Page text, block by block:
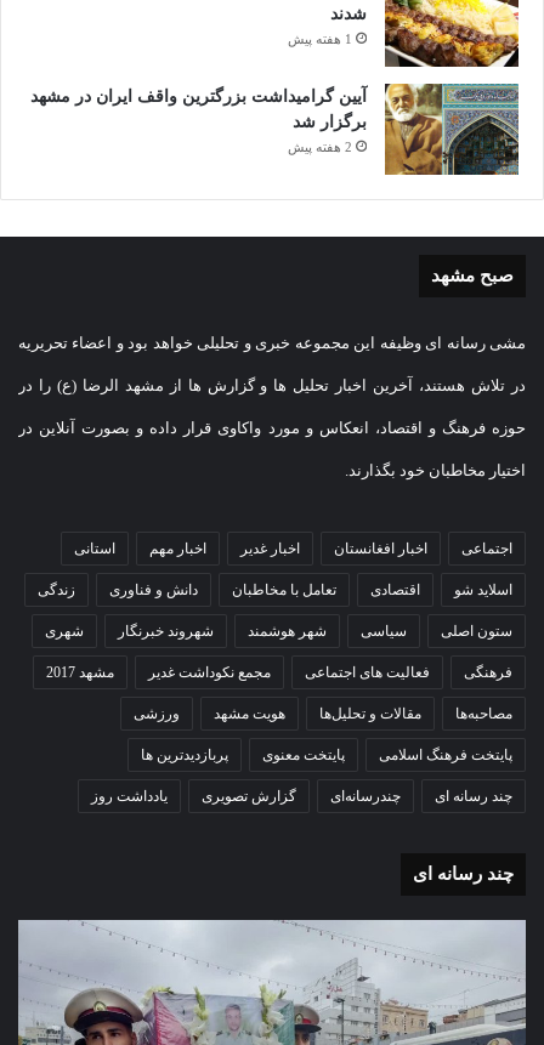
شدند
1 هفته پیش
آیین گرامیداشت بزرگترین واقف ایران در مشهد
برگزار شد
2 هفته پیش
صبح مشهد
مشی رسانه ای وظیفه این مجموعه خبری و تحلیلی خواهد بود و اعضاء تحریریه
در تلاش هستند، آخرین اخبار تحلیل ها و گزارش ها از مشهد الرضا (ع) را در
حوزه فرهنگ و اقتصاد، انعکاس و مورد واکاوی قرار داده و بصورت آنلاین در
اختیار مخاطبان خود بگذارند.
اجتماعی اخبار افغانستان اخبار غدیر اخبار مهم استانی
اسلاید شو اقتصادی تعامل با مخاطبان دانش و فناوری زندگی
ستون اصلی سیاسی شهر هوشمند شهروند خبرنگار شهری
فرهنگی فعالیت های اجتماعی مجمع نکوداشت غدیر مشهد 2017
مصاحبه‌ها مقالات و تحلیل‌ها هویت مشهد ورزشی
پایتخت فرهنگ اسلامی پایتخت معنوی پربازدیدترین ها
چند رسانه ای چندرسانه‌ای گزارش تصویری یادداشت روز
چند رسانه ای
تشییع
پیکر
مطهر